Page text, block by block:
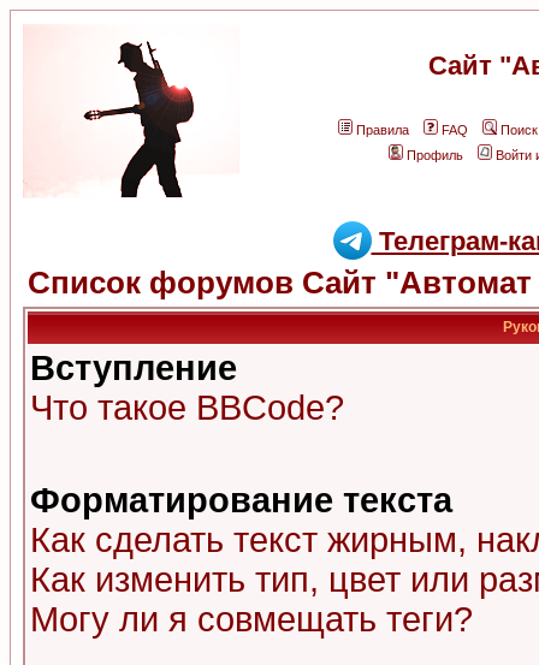
Сайт
Правила FAQ
Поиск
Профиль
Войти
Телеграм-
Список форумов Сайт "Автомат
Вступление
Что такое BBCode?
Форматирование текста
Как сделать текст жирным,
Как изменить тип, цвет или
Могу ли я совмещать теги?